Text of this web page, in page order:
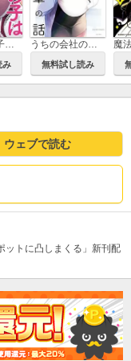
大きい女の子は好きですか?
み
うちの会社の小さい先輩の話
無料試し読み
ウェブで読む
ットに凸しまくる」新刊配